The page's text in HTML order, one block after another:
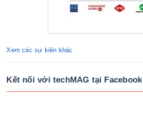
Xem các sự kiện khác
Kết nối với techMAG tại Facebook